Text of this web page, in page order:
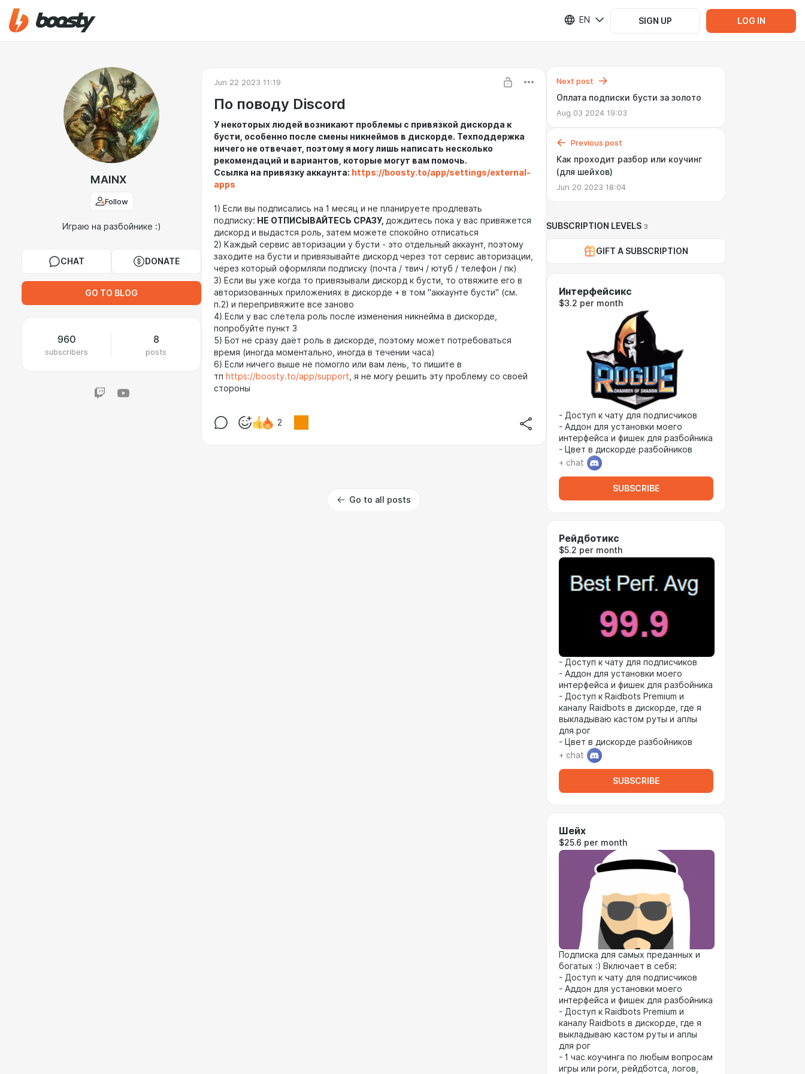
EN SIGN UP LOG IN
MAINX
Follow
Играю на разбойнике :)
CHAT DONATE
GO TO BLOG
960
subscribers
8
posts
Jun 22 2023 11:19
По поводу Discord
У некоторых людей возникают проблемы с привязкой дискорда к
бусти, особенно после смены никнеймов в дискорде. Техподдержка
ничего не отвечает, поэтому я могу лишь написать несколько
рекомендаций и вариантов, которые могут вам помочь.
Ссылка на привязку аккаунта: https://boosty.to/app/settings/external-
apps
1) Если вы подписались на 1 месяц и не планируете продлевать
подписку: НЕ ОТПИСЫВАЙТЕСЬ СРАЗУ, дождитесь пока у вас привяжется
дискорд и выдастся роль, затем можете спокойно отписаться
2) Каждый сервис авторизации у бусти - это отдельный аккаунт, поэтому
заходите на бусти и привязывайте дискорд через тот сервис авторизации,
через который оформляли подписку (почта / твич / ютуб / телефон / пк)
3) Если вы уже когда то привязывали дискорд к бусти, то отвяжите его в
авторизованных приложениях в дискорде + в том "аккаунте бусти" (см.
п.2) и перепривяжите все заново
4) Если у вас слетела роль после изменения никнейма в дискорде,
попробуйте пункт 3
5) Бот не сразу даёт роль в дискорде, поэтому может потребоваться
время (иногда моментально, иногда в течении часа)
6) Если ничего выше не помогло или вам лень, то пишите в
тп https://boosty.to/app/support , я не могу решить эту проблему со своей
стороны
2
Go to all posts
Next post
Оплата подписки бусти за золото
Aug 03 2024 19:03
Previous post
Как проходит разбор или коучинг
(для шейхов)
Jun 20 2023 18:04
SUBSCRIPTION LEVELS 3
GIFT A SUBSCRIPTION
Интерфейсикс
$3.2 per month
- Доступ к чату для подписчиков
- Аддон для установки моего
интерфейса и фишек для разбойника
- Цвет в дискорде разбойников
+ chat
SUBSCRIBE
Рейдботикс
$5.2 per month
- Доступ к чату для подписчиков
- Аддон для установки моего
интерфейса и фишек для разбойника
- Доступ к Raidbots Premium и
каналу Raidbots в дискорде, где я
выкладываю кастом руты и аплы
для рог
- Цвет в дискорде разбойников
+ chat
SUBSCRIBE
Шейх
$25.6 per month
Подписка для самых преданных и
богатых :) Включает в себя:
- Доступ к чату для подписчиков
- Аддон для установки моего
интерфейса и фишек для разбойника
- Доступ к Raidbots Premium и
каналу Raidbots в дискорде, где я
выкладываю кастом руты и аплы
для рог
- 1 час коучинга по любым вопросам
игры или роги, рейдботса, логов,